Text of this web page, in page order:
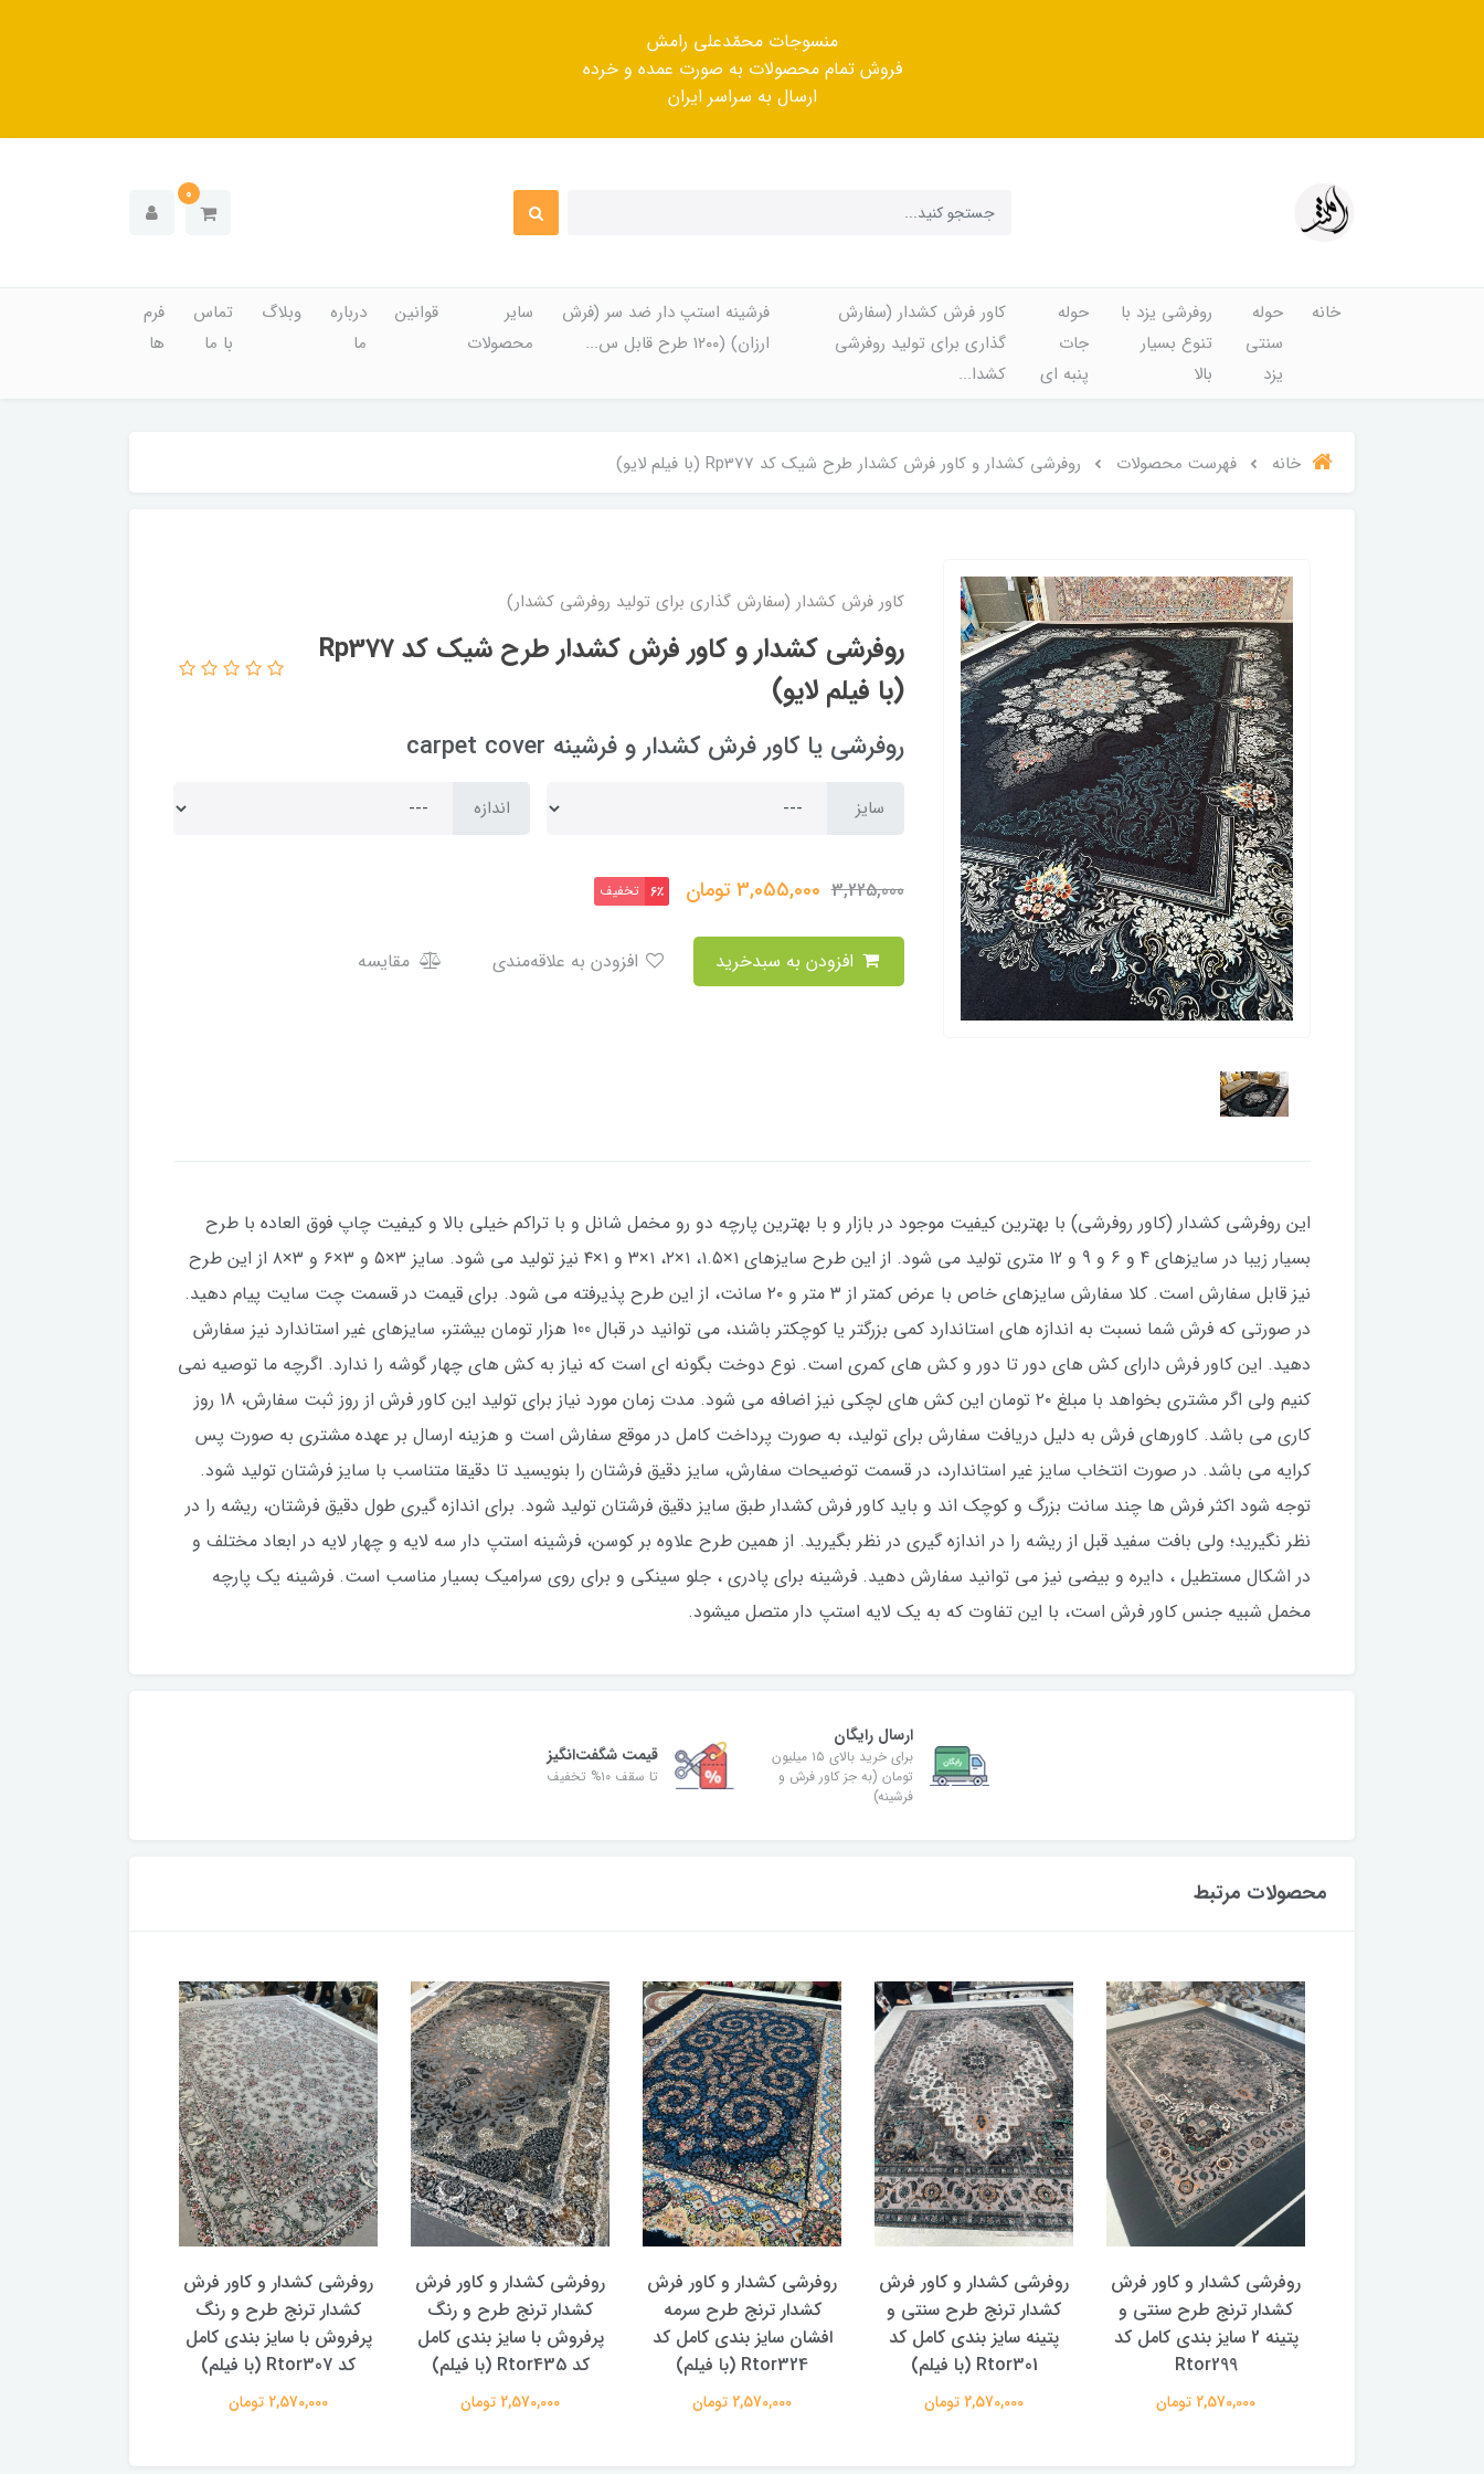
منسوجات محمّدعلی رامش
فروش تمام محصولات به صورت عمده و خرده
ارسال به سراسر ایران
0
خانه
حوله
سنتی
یزد
روفرشی یزد با
تنوع بسیار
بالا
حوله
جات
پنبه ای
کاور فرش کشدار (سفارش
گذاری برای تولید روفرشی
کشدا...
فرشینه استپ دار ضد سر (فرش
ارزان) (۱۲۰۰ طرح قابل س...
سایر
محصولات
قوانین
درباره
ما
وبلاگ
تماس
با ما
فرم
ها
خانه فهرست محصولات روفرشی کشدار و کاور فرش کشدار طرح شیک کد Rp377 (با فیلم لایو)
کاور فرش کشدار (سفارش گذاری برای تولید روفرشی کشدار)
روفرشی کشدار و کاور فرش کشدار طرح شیک کد Rp377
(با فیلم لایو)
روفرشی یا کاور فرش کشدار و فرشینه carpet cover
سایز اندازه
3,225,000
3,055,000تومان 6٪ تخفیف
مقایسه
این روفرشی کشدار (کاور روفرشی) با بهترین کیفیت موجود در بازار و با بهترین پارچه دو رو مخمل شانل و با تراکم خیلی بالا و کیفیت چاپ فوق العاده با طرح
بسیار زیبا در سایزهای 4 و 6 و 9 و 12 متری تولید می شود. از این طرح سایزهای ۱×۱.۵، ۱×۲، ۱×۳ و ۱×۴ نیز تولید می شود. سایز ۳×۵ و ۳×۶ و ۳×۸ از این طرح
نیز قابل سفارش است. کلا سفارش سایزهای خاص با عرض کمتر از ۳ متر و ۲۰ سانت، از این طرح پذیرفته می شود. برای قیمت در قسمت چت سایت پیام دهید.
در صورتی که فرش شما نسبت به اندازه های استاندارد کمی بزرگتر یا کوچکتر باشند، می توانید در قبال 100 هزار تومان بیشتر، سایزهای غیر استاندارد نیز سفارش
دهید. این کاور فرش دارای کش های دور تا دور و کش های کمری است. نوع دوخت بگونه ای است که نیاز به کش های چهار گوشه را ندارد. اگرچه ما توصیه نمی
کنیم ولی اگر مشتری بخواهد با مبلغ ۲۰ تومان این کش های لچکی نیز اضافه می شود. مدت زمان مورد نیاز برای تولید این کاور فرش از روز ثبت سفارش، 18 روز
کاری می باشد. کاورهای فرش به دلیل دریافت سفارش برای تولید، به صورت پرداخت کامل در موقع سفارش است و هزینه ارسال بر عهده مشتری به صورت پس
کرایه می باشد. در صورت انتخاب سایز غیر استاندارد، در قسمت توضیحات سفارش، سایز دقیق فرشتان را بنویسید تا دقیقا متناسب با سایز فرشتان تولید شود.
توجه شود اکثر فرش ها چند سانت بزرگ و کوچک اند و باید کاور فرش کشدار طبق سایز دقیق فرشتان تولید شود. برای اندازه گیری طول دقیق فرشتان، ریشه را در
نظر نگیرید؛ ولی بافت سفید قبل از ریشه را در اندازه گیری در نظر بگیرید. از همین طرح علاوه بر کوسن، فرشینه استپ دار سه لایه و چهار لایه در ابعاد مختلف و
در اشکال مستطیل ، دایره و بیضی نیز می توانید سفارش دهید. فرشینه برای پادری ، جلو سینکی و برای روی سرامیک بسیار مناسب است. فرشینه یک پارچه
مخمل شبیه جنس کاور فرش است، با این تفاوت که به یک لایه استپ دار متصل میشود.
ارسال رایگان
برای خرید بالای ۱۵ میلیون
تومان (به جز کاور فرش و
فرشینه)
قیمت شگفت‌انگیز
تا سقف ۱۰% تخفیف
محصولات مرتبط
روفرشی کشدار و کاور فرش
کشدار ترنج طرح سنتی و
پتینه 2 سایز بندی کامل کد
Rtor299
2,570,000 تومان
روفرشی کشدار و کاور فرش
کشدار ترنج طرح سنتی و
پتینه سایز بندی کامل کد
Rtor301 (با فیلم)
2,570,000 تومان
روفرشی کشدار و کاور فرش
کشدار ترنج طرح سرمه
افشان سایز بندی کامل کد
Rtor324 (با فیلم)
2,570,000 تومان
روفرشی کشدار و کاور فرش
کشدار ترنج طرح و رنگ
پرفروش با سایز بندی کامل
کد Rtor435 (با فیلم)
2,570,000 تومان
روفرشی کشدار و کاور فرش
کشدار ترنج طرح و رنگ
پرفروش با سایز بندی کامل
کد Rtor307 (با فیلم)
2,570,000 تومان